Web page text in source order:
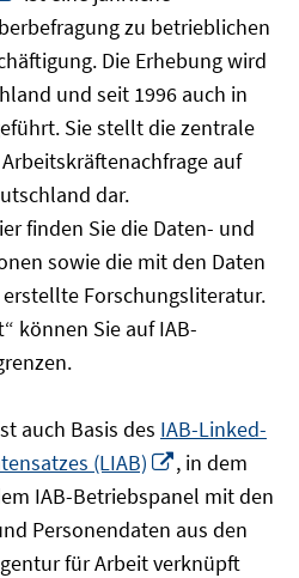
neuem
Fenster
öffnen
zu betrieblichen
Die Erhebung wird
und seit 1996 auch in
Sie stellt die zentrale
auf
dar.
finden Sie die Daten- und
sowie die mit den Daten
Forschungsliteratur.
können Sie auf IAB-
auch Basis des IAB-Linked-
(LIAB)
In
neuem
Fenster
öffnen
, in dem
IAB-Betriebspanel mit den
Personendaten aus den
für Arbeit verknüpft